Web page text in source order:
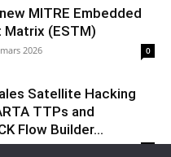
MITRE Embedded
(ESTM)
2026 0
Satellite Hacking
TTPs and
Flow Builder...